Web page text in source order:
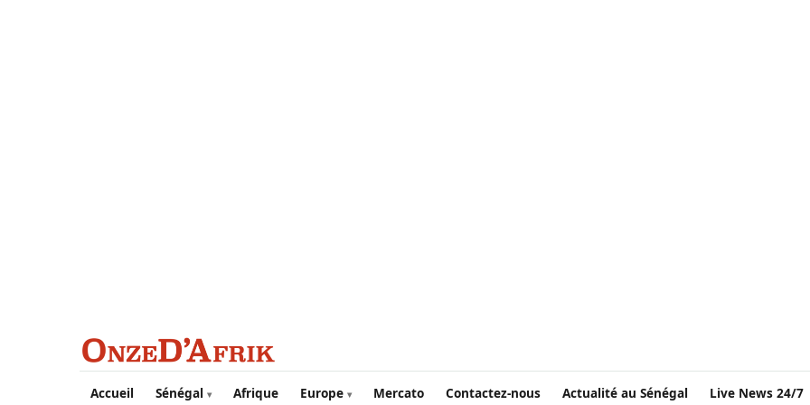
Aller au contenu principal
Accueil Sénégal Afrique Europe Mercato Contactez-nous Actualité au Sénégal Live News 24/7